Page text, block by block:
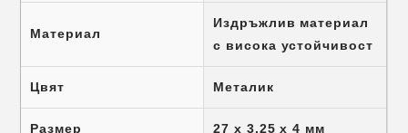
Материал
Издръжлив материал
с висока устойчивост
Цвят Металик
Размер 27 х 3.25 х 4 мм